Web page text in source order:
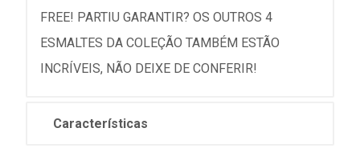
FREE! PARTIU GARANTIR? OS OUTROS 4
ESMALTES DA COLEÇÃO TAMBÉM ESTÃO
INCRÍVEIS, NÃO DEIXE DE CONFERIR!
Características